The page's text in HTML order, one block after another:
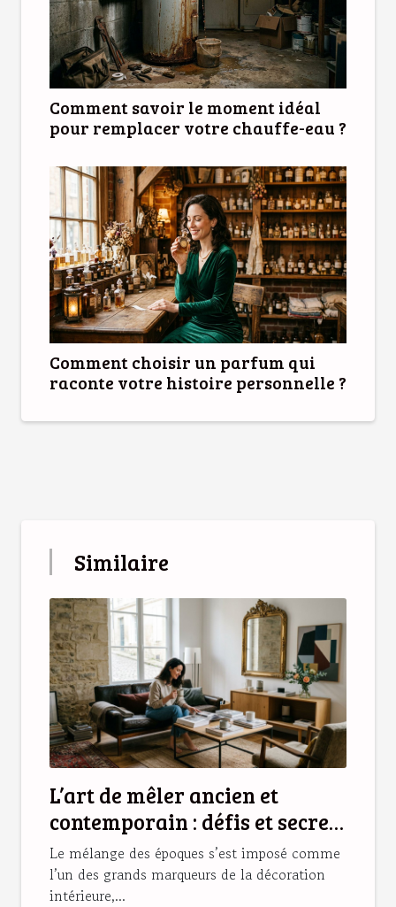
Comment savoir le moment idéal
pour remplacer votre chauffe-eau ?
Comment choisir un parfum qui
raconte votre histoire personnelle ?
Similaire
L’art de mêler ancien et
contemporain : défis et secrets
d’une déco réussie
Le mélange des époques s’est imposé comme
l’un des grands marqueurs de la décoration
intérieure,...